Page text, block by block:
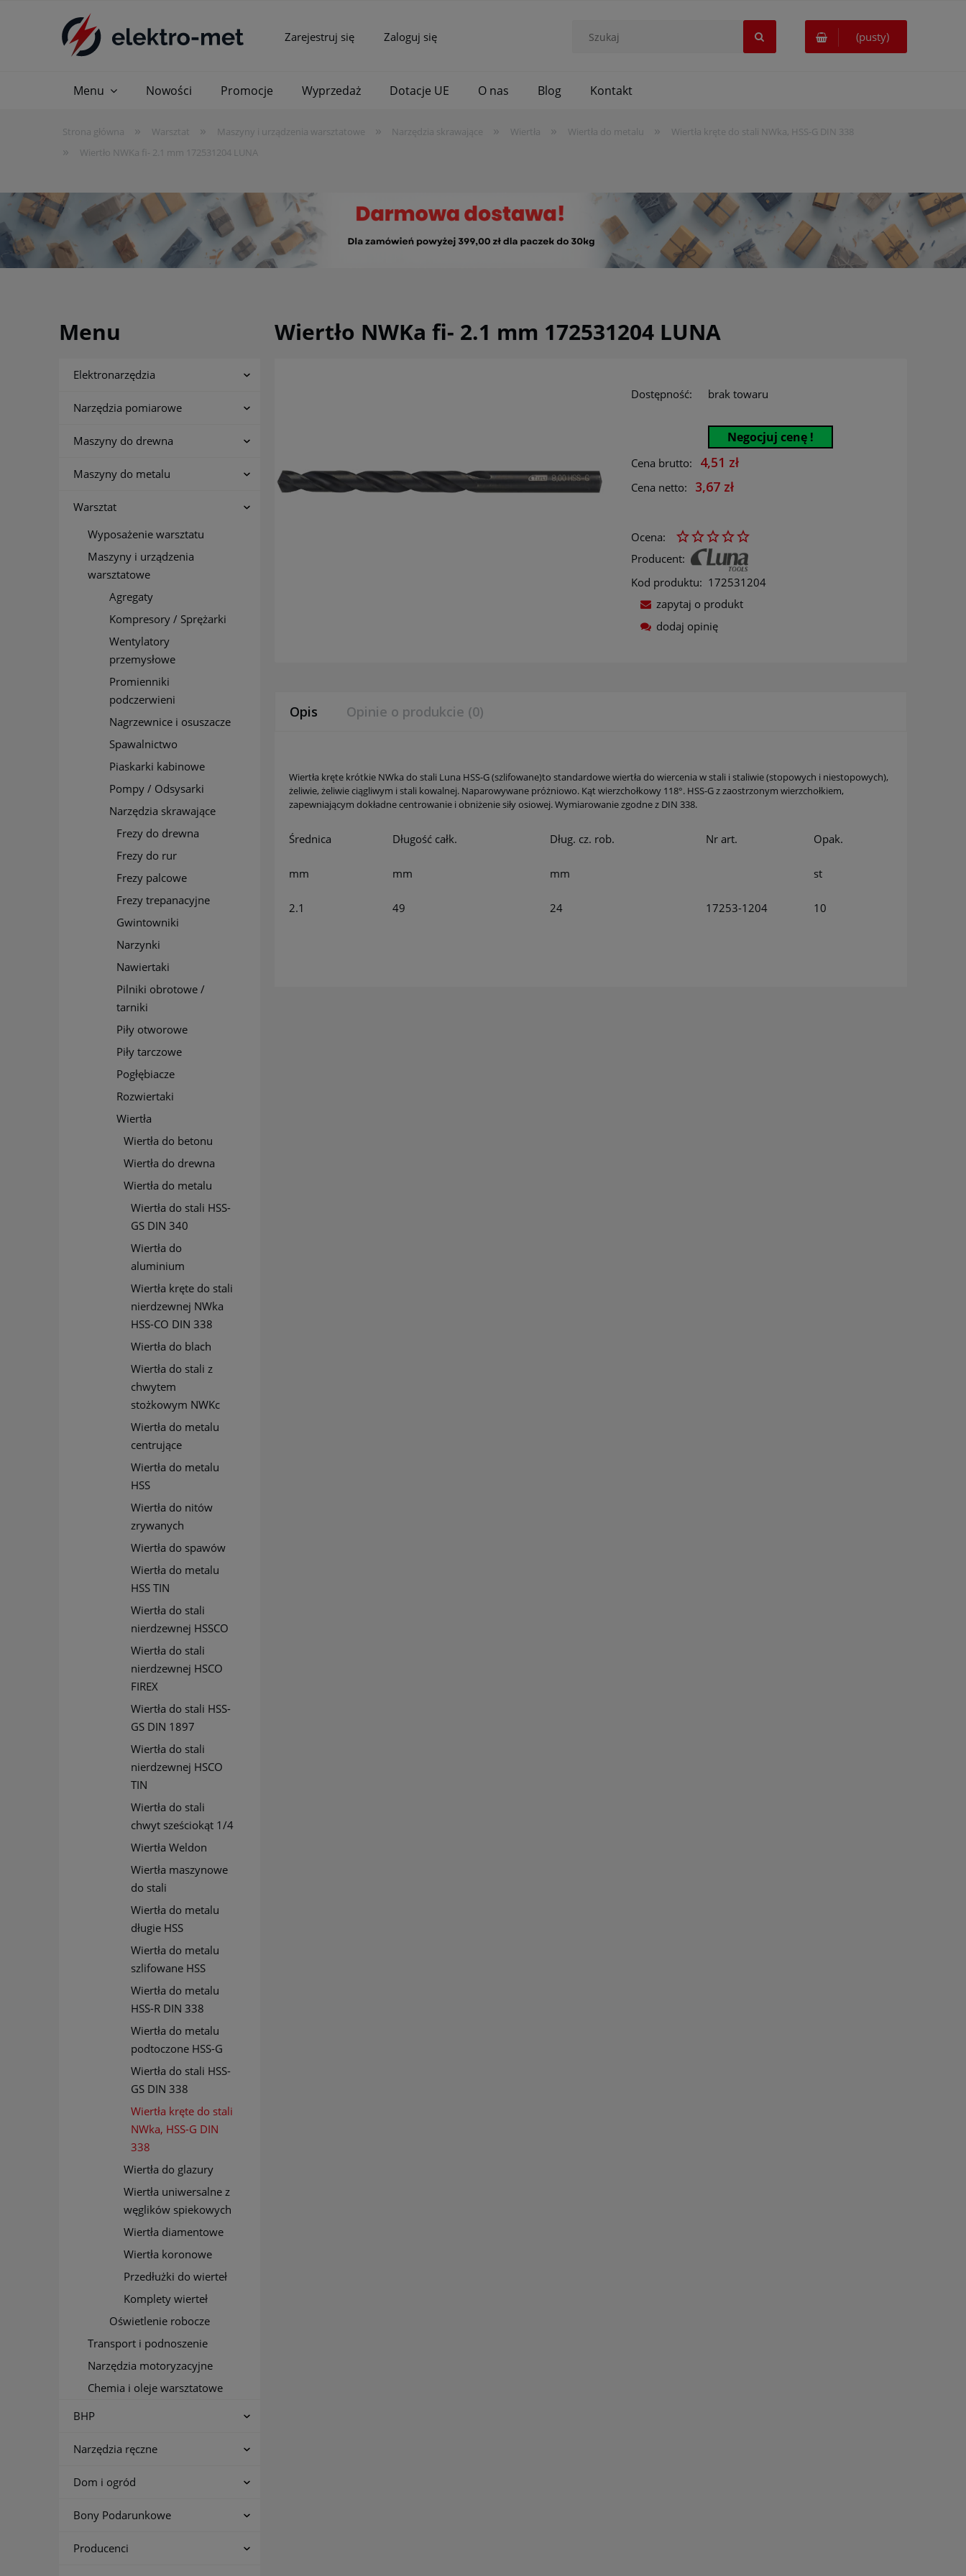
(pusty)
Zarejestruj się Zaloguj się
Menu Nowości Promocje Wyprzedaż Dotacje UE O nas Blog Kontakt
Strona główna » Warsztat » Maszyny i urządzenia warsztatowe » Narzędzia skrawające » Wiertła » Wiertła do metalu » Wiertła kręte do stali NWka, HSS-G DIN 338
» Wiertło NWKa fi- 2.1 mm 172531204 LUNA
Menu
Elektronarzędzia
Narzędzia pomiarowe
Maszyny do drewna
Maszyny do metalu
Warsztat
Wyposażenie warsztatu
Maszyny i urządzenia
warsztatowe
Agregaty
Kompresory / Sprężarki
Wentylatory
przemysłowe
Promienniki
podczerwieni
Nagrzewnice i osuszacze
Spawalnictwo
Piaskarki kabinowe
Pompy / Odsysarki
Narzędzia skrawające
Frezy do drewna
Frezy do rur
Frezy palcowe
Frezy trepanacyjne
Gwintowniki
Narzynki
Nawiertaki
Pilniki obrotowe /
tarniki
Piły otworowe
Piły tarczowe
Pogłębiacze
Rozwiertaki
Wiertła
Wiertła do betonu
Wiertła do drewna
Wiertła do metalu
Wiertła do stali HSS-
GS DIN 340
Wiertła do
aluminium
Wiertła kręte do stali
nierdzewnej NWka
HSS-CO DIN 338
Wiertła do blach
Wiertła do stali z
chwytem
stożkowym NWKc
Wiertła do metalu
centrujące
Wiertła do metalu
HSS
Wiertła do nitów
zrywanych
Wiertła do spawów
Wiertła do metalu
HSS TIN
Wiertła do stali
nierdzewnej HSSCO
Wiertła do stali
nierdzewnej HSCO
FIREX
Wiertła do stali HSS-
GS DIN 1897
Wiertła do stali
nierdzewnej HSCO
TIN
Wiertła do stali
chwyt sześciokąt 1/4
Wiertła Weldon
Wiertła maszynowe
do stali
Wiertła do metalu
długie HSS
Wiertła do metalu
szlifowane HSS
Wiertła do metalu
HSS-R DIN 338
Wiertła do metalu
podtoczone HSS-G
Wiertła do stali HSS-
GS DIN 338
Wiertła kręte do stali
NWka, HSS-G DIN
338
Wiertła do glazury
Wiertła uniwersalne z
węglików spiekowych
Wiertła diamentowe
Wiertła koronowe
Przedłużki do wierteł
Komplety wierteł
Oświetlenie robocze
Transport i podnoszenie
Narzędzia motoryzacyjne
Chemia i oleje warsztatowe
BHP
Narzędzia ręczne
Dom i ogród
Bony Podarunkowe
Producenci
Wiertło NWKa fi- 2.1 mm 172531204 LUNA
Dostępność: brak towaru
Negocjuj cenę !
Cena brutto: 4,51 zł
Cena netto: 3,67 zł
Ocena:
Producent:
Kod produktu: 172531204
zapytaj o produkt
dodaj opinię
Opis Opinie o produkcie (0)
Wiertła kręte krótkie NWka do stali Luna HSS-G (szlifowane)to standardowe wiertła do wiercenia w stali i staliwie (stopowych i niestopowych),
żeliwie, żeliwie ciągliwym i stali kowalnej. Naparowywane próżniowo. Kąt wierzchołkowy 118°. HSS-G z zaostrzonym wierzchołkiem,
zapewniającym dokładne centrowanie i obniżenie siły osiowej. Wymiarowanie zgodne z DIN 338.
Średnica Długość całk. Dług. cz. rob. Nr art. Opak.
mm mm mm st
2.1 49 24 17253-1204 10